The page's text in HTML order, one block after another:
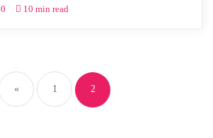
0 10 min read
« 1 2